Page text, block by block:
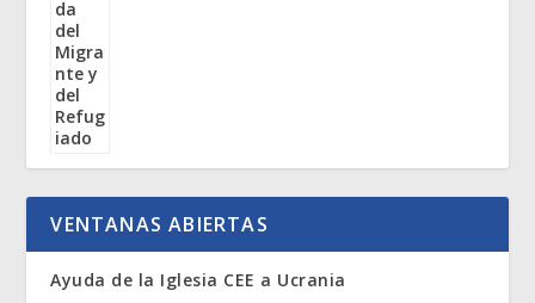
VENTANAS ABIERTAS
Ayuda de la Iglesia CEE a Ucrania